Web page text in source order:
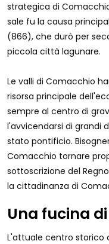
strategica di
sale fu la causa
(866), che durò per
piccola città lagunare.
Le valli di Comacchio
risorsa principale
sempre al centro di
l'avvicendarsi di grandi
stato pontificio.
Comacchio tornare
sottoscrizione del
la cittadinanza di
Una fucina
L'attuale centro